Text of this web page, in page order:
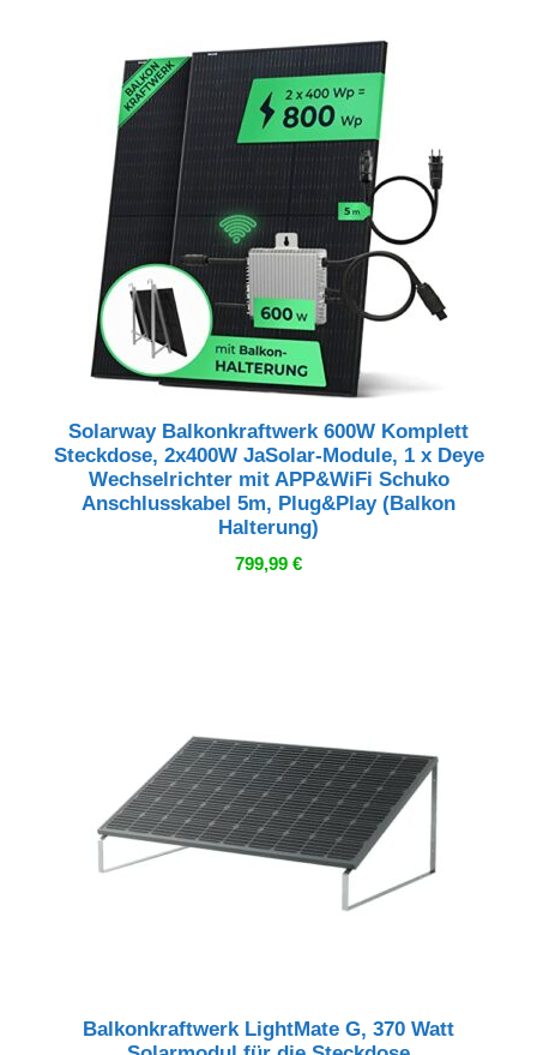
679,99 €659,99 €.
Solarway Balkonkraftwerk 600W Komplett
Steckdose, 2x400W JaSolar-Module, 1 x Deye
Wechselrichter mit APP&WiFi Schuko
Anschlusskabel 5m, Plug&Play (Balkon
Halterung)
799,99 €
Balkonkraftwerk LightMate G, 370 Watt